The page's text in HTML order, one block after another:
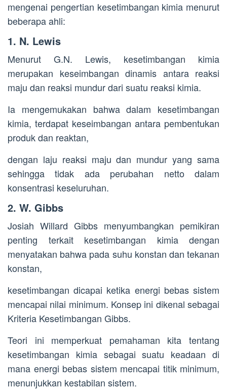
mengenai pengertian kesetimbangan kimia menurut
beberapa ahli:
1. N. Lewis
Menurut G.N. Lewis, kesetimbangan kimia
merupakan keseimbangan dinamis antara reaksi
maju dan reaksi mundur dari suatu reaksi kimia.
Ia mengemukakan bahwa dalam kesetimbangan
kimia, terdapat keseimbangan antara pembentukan
produk dan reaktan,
dengan laju reaksi maju dan mundur yang sama
sehingga tidak ada perubahan netto dalam
konsentrasi keseluruhan.
2. W. Gibbs
Josiah Willard Gibbs menyumbangkan pemikiran
penting terkait kesetimbangan kimia dengan
menyatakan bahwa pada suhu konstan dan tekanan
konstan,
kesetimbangan dicapai ketika energi bebas sistem
mencapai nilai minimum. Konsep ini dikenal sebagai
Kriteria Kesetimbangan Gibbs.
Teori ini memperkuat pemahaman kita tentang
kesetimbangan kimia sebagai suatu keadaan di
mana energi bebas sistem mencapai titik minimum,
menunjukkan kestabilan sistem.